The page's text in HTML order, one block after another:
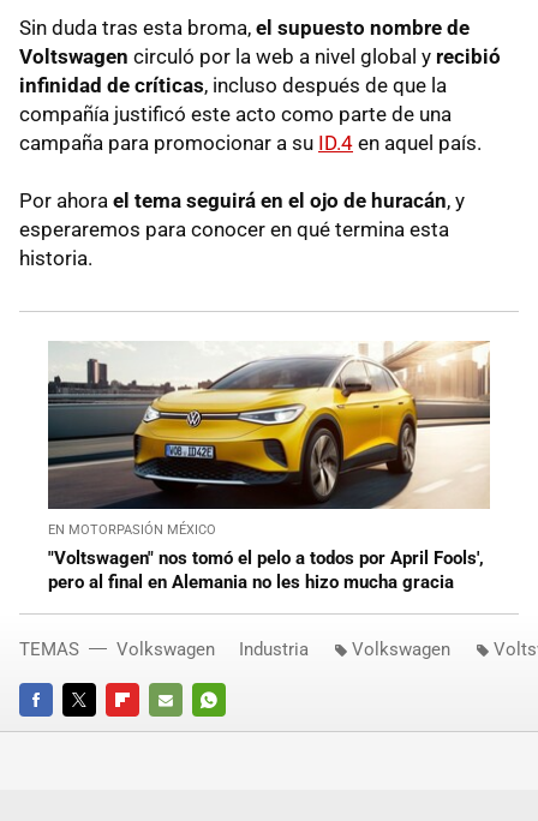
Sin duda tras esta broma, el supuesto nombre de
Voltswagen circuló por la web a nivel global y recibió
infinidad de críticas, incluso después de que la
compañía justificó este acto como parte de una
campaña para promocionar a su ID.4 en aquel país.
Por ahora el tema seguirá en el ojo de huracán, y
esperaremos para conocer en qué termina esta
historia.
EN MOTORPASIÓN MÉXICO
"Voltswagen" nos tomó el pelo a todos por April Fools',
pero al final en Alemania no les hizo mucha gracia
FACEBOOKTWITTERFLIPBOARD
E-
WHATSAPP
TEMAS Volkswagen Industria Volkswagen